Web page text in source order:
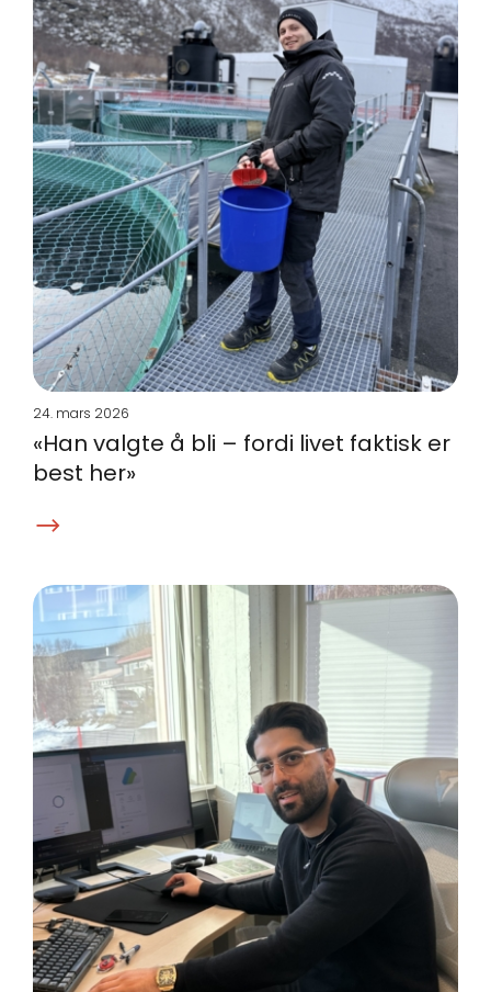
24. mars 2026
«Han valgte å bli – fordi livet faktisk er
best her»